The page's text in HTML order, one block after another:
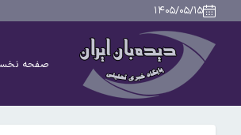
۱۴۰۵/۰۵/۱۵
صفحه
کالابرگ برخی خانوارها شارژ
قلعه‌نویی تا جام ملت‌ها در
بازیکنان بلاتکلیف فوتبال